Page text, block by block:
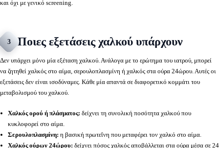
και όχι με γενικό screening.
3 Ποιες εξετάσεις χαλκού υπάρχουν
Δεν υπάρχει μόνο μία εξέταση χαλκού. Ανάλογα με το ερώτημα του ιατρού, μπορεί
να ζητηθεί χαλκός στο αίμα, σερουλοπλασμίνη ή χαλκός στα ούρα 24ώρου. Αυτές οι
εξετάσεις δεν είναι ισοδύναμες. Κάθε μία απαντά σε διαφορετικό κομμάτι του
μεταβολισμού του χαλκού.
Χαλκός ορού ή πλάσματος: δείχνει τη συνολική ποσότητα χαλκού που
κυκλοφορεί στο αίμα.
Σερουλοπλασμίνη: η βασική πρωτεΐνη που μεταφέρει τον χαλκό στο αίμα.
Χαλκός ούρων 24ώρου: δείχνει πόσος χαλκός αποβάλλεται στα ούρα μέσα σε 24